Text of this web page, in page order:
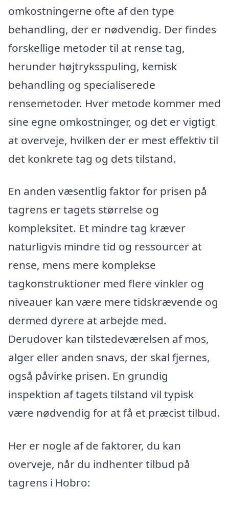
omkostningerne ofte af den type
behandling, der er nødvendig. Der findes
forskellige metoder til at rense tag,
herunder højtryksspuling, kemisk
behandling og specialiserede
rensemetoder. Hver metode kommer med
sine egne omkostninger, og det er vigtigt
at overveje, hvilken der er mest effektiv til
det konkrete tag og dets tilstand.
En anden væsentlig faktor for prisen på
tagrens er tagets størrelse og
kompleksitet. Et mindre tag kræver
naturligvis mindre tid og ressourcer at
rense, mens mere komplekse
tagkonstruktioner med flere vinkler og
niveauer kan være mere tidskrævende og
dermed dyrere at arbejde med.
Derudover kan tilstedeværelsen af mos,
alger eller anden snavs, der skal fjernes,
også påvirke prisen. En grundig
inspektion af tagets tilstand vil typisk
være nødvendig for at få et præcist tilbud.
Her er nogle af de faktorer, du kan
overveje, når du indhenter tilbud på
tagrens i Hobro: